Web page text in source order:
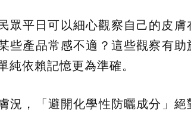
眾平日可以細心觀察自己的皮
些產品常感不適？這些觀察有
純依賴記憶更為準確。
況，「避開化學性防曬成分」